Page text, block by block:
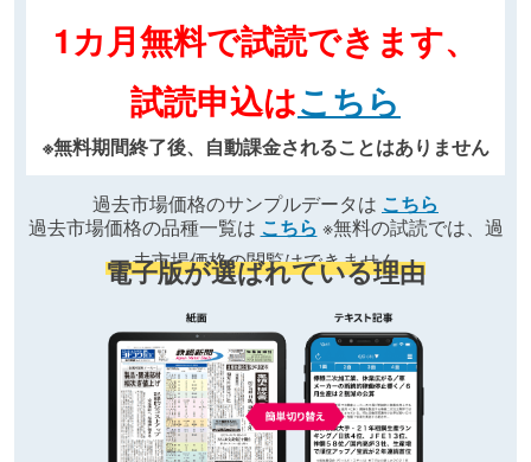
1カ月無料で試読できます、
試読申込はこちら
※無料期間終了後、自動課金されることはありません
過去市場価格のサンプルデータは こちら
過去市場価格の品種一覧は こちら ※無料の試読では、過
去市場価格の閲覧はできません
電子版が選ばれている理由